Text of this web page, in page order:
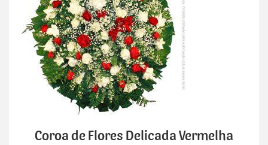
Coroa de Flores Delicada Vermelha